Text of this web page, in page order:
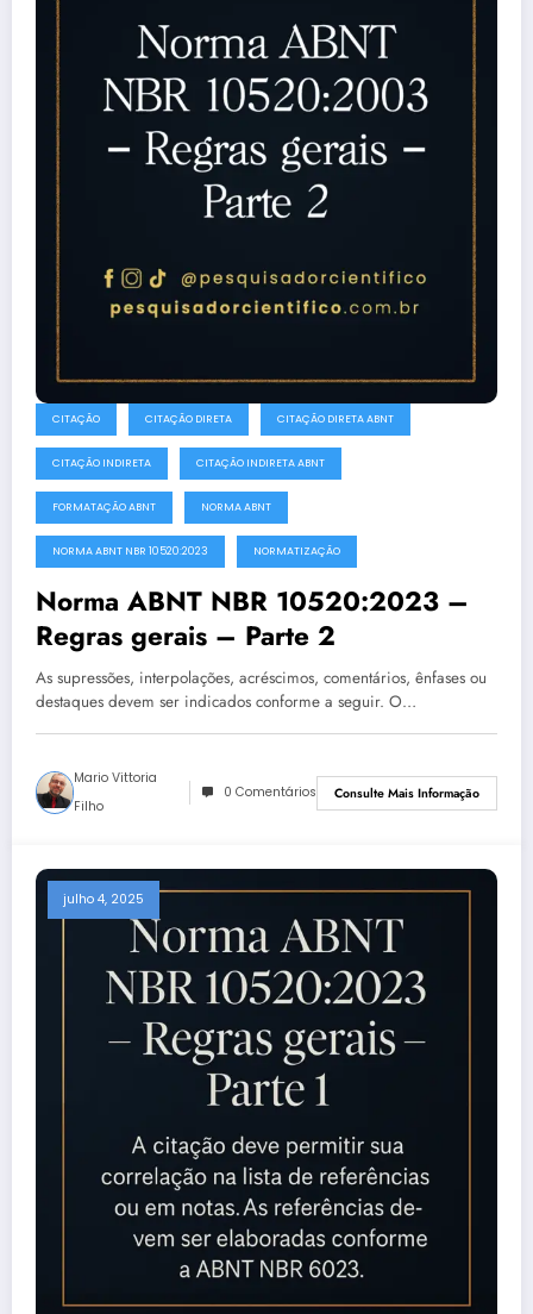
CITAÇÃO CITAÇÃO DIRETA CITAÇÃO DIRETA ABNT
CITAÇÃO INDIRETA CITAÇÃO INDIRETA ABNT
FORMATAÇÃO ABNT NORMA ABNT
NORMA ABNT NBR 10520:2023 NORMATIZAÇÃO
Norma ABNT NBR 10520:2023 –
Regras gerais – Parte 2
As supressões, interpolações, acréscimos, comentários, ênfases ou
destaques devem ser indicados conforme a seguir. O…
Mario Vittoria
Filho
0 Comentários Consulte Mais Informação
julho 4, 2025